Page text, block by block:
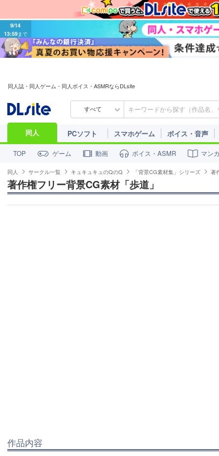
9/14
13:59まで
同人誌・同人ゲーム・同人ボイス・ASMRならDLsite
すべて
同人 PCソフト スマホゲーム ボイス・音声
TOP ゲーム 動画 ボイス・ASMR マン
同人 サークル一覧 キュキュキュのQのQ 「背景CG素材集」シリーズ 著
著作権フリー背景CG素材「歩道」
作品内容